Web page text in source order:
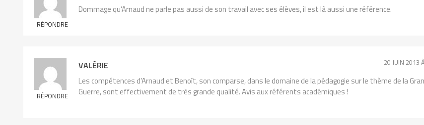
RÉPONDRE
Dommage qu’Arnaud ne parle pas aussi de son travail avec ses élèves, il est là aussi une référence.
RÉPONDRE
VALÉRIE 20 JUIN 2013
Les compétences d’Arnaud et Benoît, son comparse, dans le domaine de la pédagogie sur le thème de la
Guerre, sont effectivement de très grande qualité. Avis aux référents académiques !